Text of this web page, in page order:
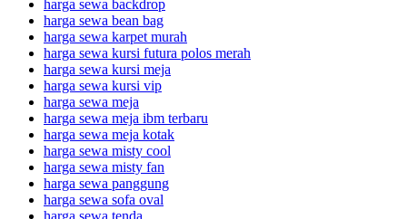
harga sewa backdrop
harga sewa bean bag
harga sewa karpet murah
harga sewa kursi futura polos merah
harga sewa kursi meja
harga sewa kursi vip
harga sewa meja
harga sewa meja ibm terbaru
harga sewa meja kotak
harga sewa misty cool
harga sewa misty fan
harga sewa panggung
harga sewa sofa oval
harga sewa tenda